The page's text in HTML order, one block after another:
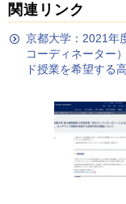
関連リンク
京都大学：2021年
コーディネーター
ド授業を希望する